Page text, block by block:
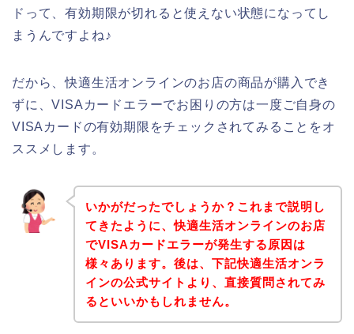
ドって、有効期限が切れると使えない状態になってし
まうんですよね♪
だから、快適生活オンラインのお店の商品が購入でき
ずに、VISAカードエラーでお困りの方は一度ご自身の
VISAカードの有効期限をチェックされてみることをオ
ススメします。
いかがだったでしょうか？これまで説明し
てきたように、快適生活オンラインのお店
でVISAカードエラーが発生する原因は
様々あります。後は、下記快適生活オンラ
インの公式サイトより、直接質問されてみ
るといいかもしれません。